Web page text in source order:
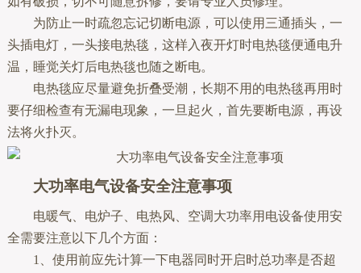
为防止一时疏忽忘记切断电源，可以使用三通插头，一
头插电灯，一头接电热毯，这样入夜开灯时电热毯便通电升
温，睡觉关灯后电热毯也随之断电。
电热毯应尽量避免折叠受潮，长期不用的电热毯再用时
要仔细检查有无漏电现象，一旦起火，首先要断电源，再设
法将火扑灭。
大功率电气设备安全注意事项
电暖气、电炉子、电热风、空调大功率用电设备使用安
全需要注意以下几个方面：
1、使用前应先计算一下电器同时开启时总功率是否超